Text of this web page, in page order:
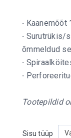
· Kaanemõõt
· Surutrükis/
õmmeldud
·
·
Tootepildid
Sisu tüüp